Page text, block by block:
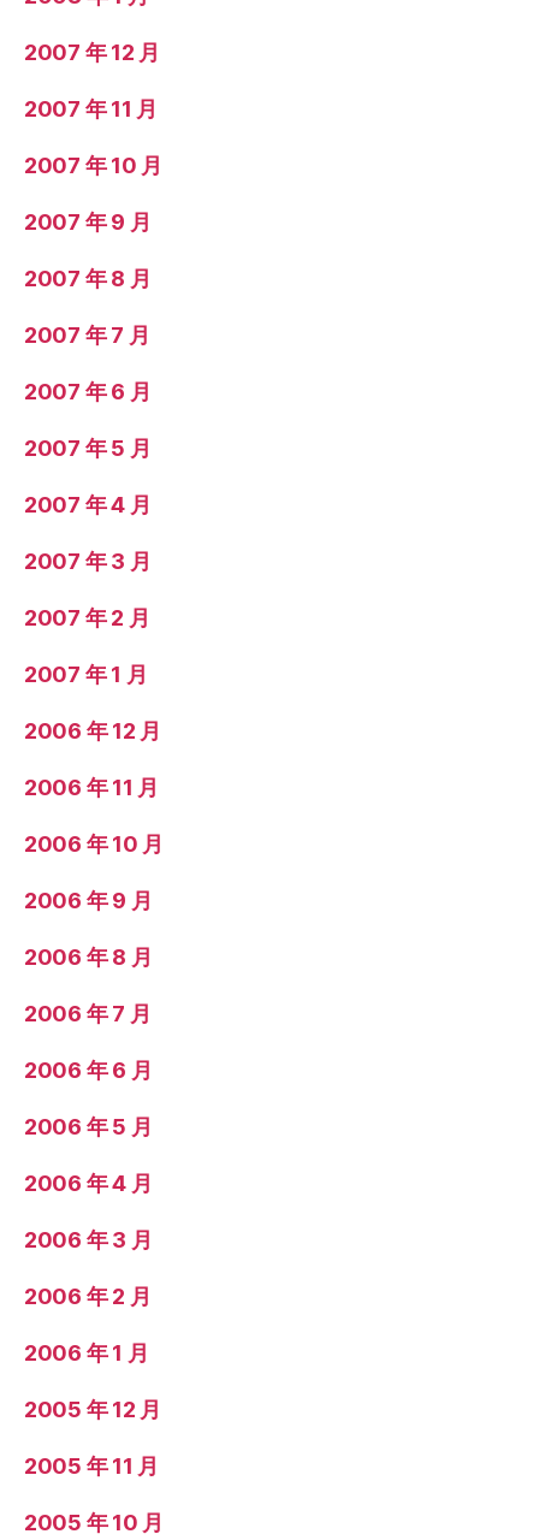
2007 年 12 月
2007 年 11 月
2007 年 10 月
2007 年 9 月
2007 年 8 月
2007 年 7 月
2007 年 6 月
2007 年 5 月
2007 年 4 月
2007 年 3 月
2007 年 2 月
2007 年 1 月
2006 年 12 月
2006 年 11 月
2006 年 10 月
2006 年 9 月
2006 年 8 月
2006 年 7 月
2006 年 6 月
2006 年 5 月
2006 年 4 月
2006 年 3 月
2006 年 2 月
2006 年 1 月
2005 年 12 月
2005 年 11 月
2005 年 10 月